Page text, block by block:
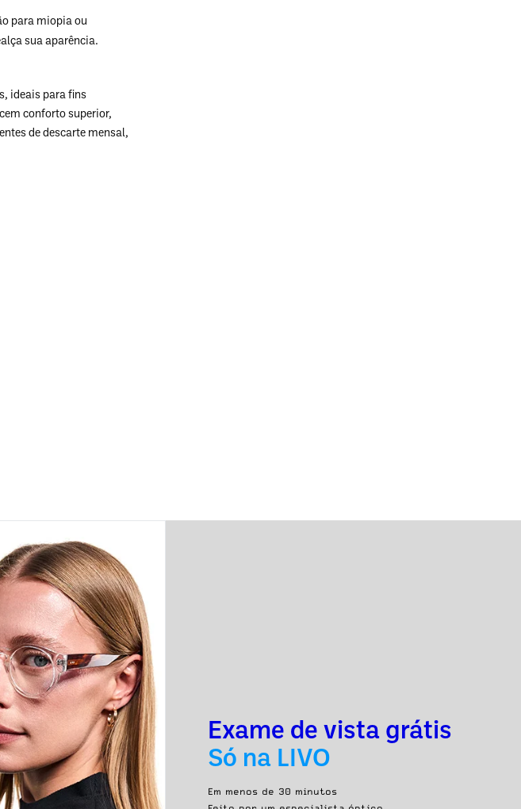
para miopia ou
sua aparência.
ideais para fins
conforto superior,
de descarte mensal,
Exame de vista grátis
Só na LIVO
Em menos de 30 minutos